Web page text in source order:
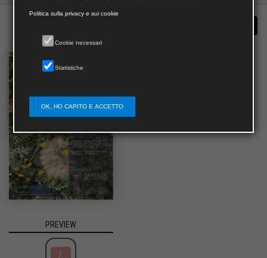
PREVIEW
Politica sulla privacy e sui cookie
Cookie necessari
Statistiche
OK, HO CAPITO E ACCETTO